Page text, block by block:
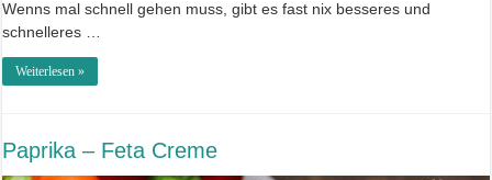
Wenns mal schnell gehen muss, gibt es fast nix besseres und
schnelleres …
Weiterlesen »
Paprika – Feta Creme